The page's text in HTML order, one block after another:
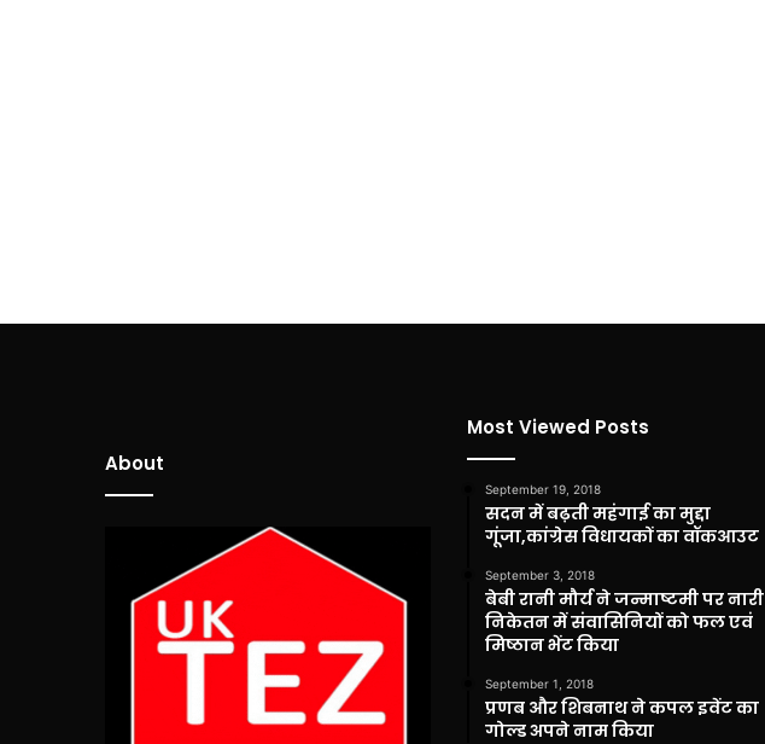
About
Most Viewed Posts
September 19, 2018
सदन में बढ़ती महंगाई का मुद्दा
गूंजा,कांग्रेस विधायकों का वॉकआउट
September 3, 2018
बेबी रानी मौर्य ने जन्माष्टमी पर नारी
निकेतन में संवासिनियों को फल एवं
मिष्ठान भेंट किया
September 1, 2018
प्रणब और शिबनाथ ने कपल इवेंट का
गोल्ड अपने नाम किया